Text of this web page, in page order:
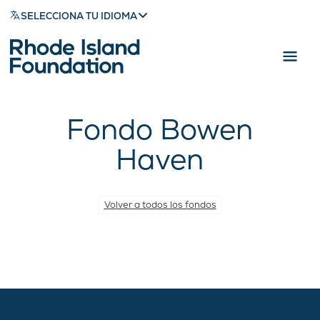
SELECCIONA TU IDIOMA
Fondo Bowen
Haven
Volver a todos los fondos